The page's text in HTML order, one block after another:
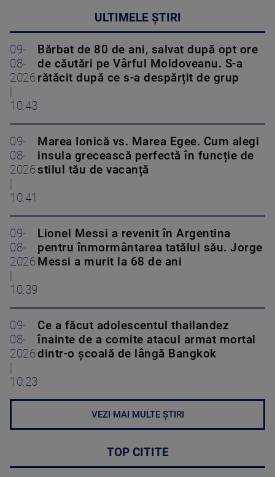
ULTIMELE ȘTIRI
09-
08-
2026
10:43
Bărbat de 80 de ani, salvat după opt ore
de căutări pe Vârful Moldoveanu. S-a
rătăcit după ce s-a despărțit de grup
09-
08-
2026
10:41
Marea Ionică vs. Marea Egee. Cum alegi
insula grecească perfectă în funcție de
stilul tău de vacanță
09-
08-
2026
10:39
Lionel Messi a revenit în Argentina
pentru înmormântarea tatălui său. Jorge
Messi a murit la 68 de ani
09-
08-
2026
10:23
Ce a făcut adolescentul thailandez
înainte de a comite atacul armat mortal
dintr-o școală de lângă Bangkok
VEZI MAI MULTE ȘTIRI
TOP CITITE